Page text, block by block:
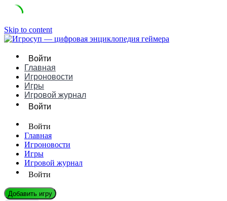
Skip to content
Войти
Главная
Игроновости
Игры
Игровой журнал
Войти
Войти
Главная
Игроновости
Игры
Игровой журнал
Войти
Добавить игру